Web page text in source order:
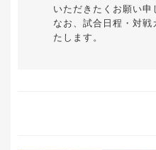
いただきたくお願い申
なお、試合日程・対
たします。